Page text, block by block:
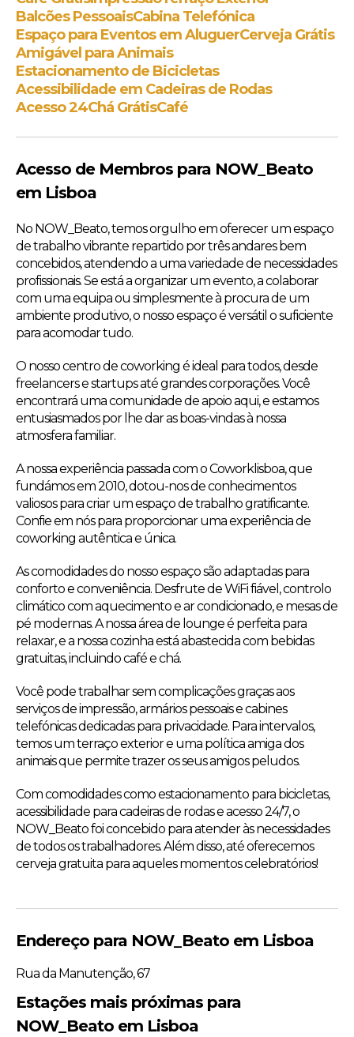
Balcões PessoaisCabina Telefónica
Espaço para Eventos em AluguerCerveja Grátis
Amigável para Animais
Estacionamento de Bicicletas
Acessibilidade em Cadeiras de Rodas
Acesso 24Chá GrátisCafé
Acesso de Membros para NOW_Beato
em Lisboa
No NOW_Beato, temos orgulho em oferecer um espaço
de trabalho vibrante repartido por três andares bem
concebidos, atendendo a uma variedade de necessidades
profissionais. Se está a organizar um evento, a colaborar
com uma equipa ou simplesmente à procura de um
ambiente produtivo, o nosso espaço é versátil o suficiente
para acomodar tudo.
O nosso centro de coworking é ideal para todos, desde
freelancers e startups até grandes corporações. Você
encontrará uma comunidade de apoio aqui, e estamos
entusiasmados por lhe dar as boas-vindas à nossa
atmosfera familiar.
A nossa experiência passada com o Coworklisboa, que
fundámos em 2010, dotou-nos de conhecimentos
valiosos para criar um espaço de trabalho gratificante.
Confie em nós para proporcionar uma experiência de
coworking autêntica e única.
As comodidades do nosso espaço são adaptadas para
conforto e conveniência. Desfrute de WiFi fiável, controlo
climático com aquecimento e ar condicionado, e mesas de
pé modernas. A nossa área de lounge é perfeita para
relaxar, e a nossa cozinha está abastecida com bebidas
gratuitas, incluindo café e chá.
Você pode trabalhar sem complicações graças aos
serviços de impressão, armários pessoais e cabines
telefónicas dedicadas para privacidade. Para intervalos,
temos um terraço exterior e uma política amiga dos
animais que permite trazer os seus amigos peludos.
Com comodidades como estacionamento para bicicletas,
acessibilidade para cadeiras de rodas e acesso 24/7, o
NOW_Beato foi concebido para atender às necessidades
de todos os trabalhadores. Além disso, até oferecemos
cerveja gratuita para aqueles momentos celebratórios!
Endereço para NOW_Beato em Lisboa
Rua da Manutenção, 67
Estações mais próximas para
NOW_Beato em Lisboa